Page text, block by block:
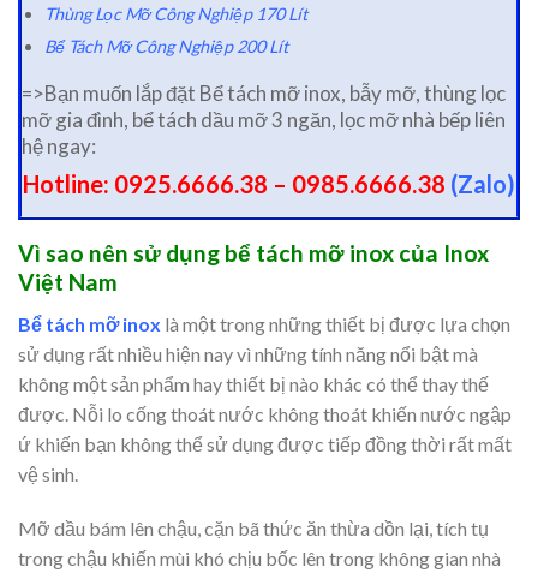
Thùng Lọc Mỡ Công Nghiệp 170 Lít
Bể Tách Mỡ Công Nghiệp 200 Lít
=>Bạn muốn lắp đặt Bể tách mỡ inox, bẫy mỡ, thùng lọc
mỡ gia đình, bể tách dầu mỡ 3 ngăn, lọc mỡ nhà bếp liên
hệ ngay:
Hotline: 0925.6666.38 – 0985.6666.38 (Zalo)
Vì sao nên sử dụng bể tách mỡ inox của Inox
Việt Nam
Bể tách mỡ inox là một trong những thiết bị được lựa chọn
sử dụng rất nhiều hiện nay vì những tính năng nổi bật mà
không một sản phẩm hay thiết bị nào khác có thể thay thế
được. Nỗi lo cống thoát nước không thoát khiến nước ngập
ứ khiến bạn không thể sử dụng được tiếp đồng thời rất mất
vệ sinh.
Mỡ dầu bám lên chậu, cặn bã thức ăn thừa dồn lại, tích tụ
trong chậu khiến mùi khó chịu bốc lên trong không gian nhà